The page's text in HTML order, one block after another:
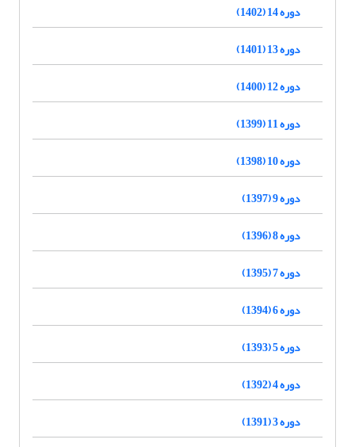
دوره 14 (1402)
دوره 13 (1401)
دوره 12 (1400)
دوره 11 (1399)
دوره 10 (1398)
دوره 9 (1397)
دوره 8 (1396)
دوره 7 (1395)
دوره 6 (1394)
دوره 5 (1393)
دوره 4 (1392)
دوره 3 (1391)